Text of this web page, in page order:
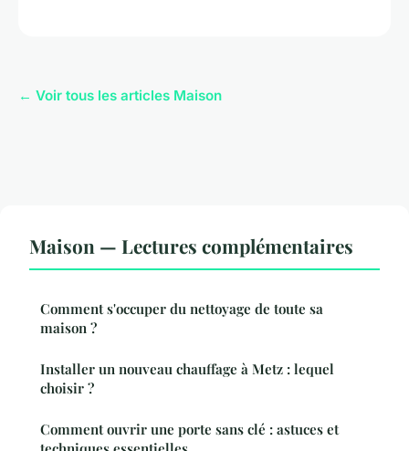
← Voir tous les articles Maison
Maison — Lectures complémentaires
Comment s'occuper du nettoyage de toute sa
maison ?
Installer un nouveau chauffage à Metz : lequel
choisir ?
Comment ouvrir une porte sans clé : astuces et